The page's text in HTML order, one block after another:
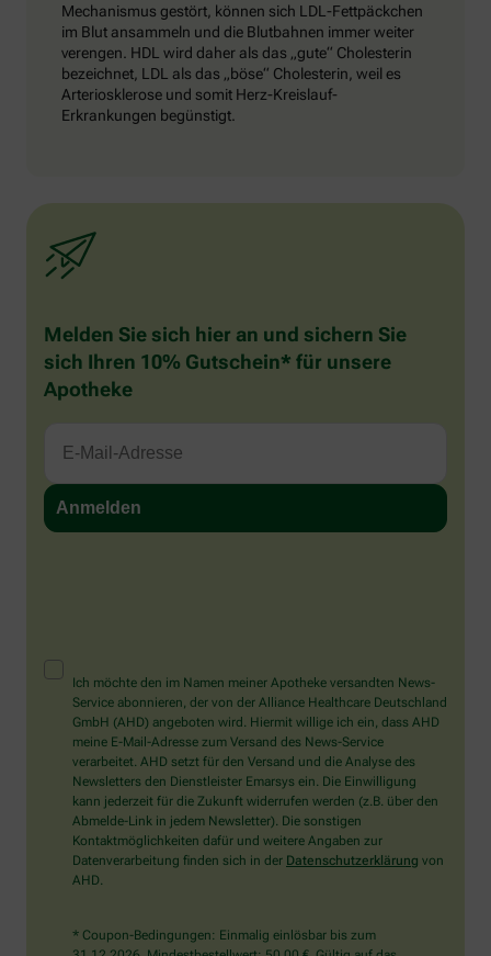
Mechanismus gestört, können sich LDL-Fettpäckchen
im Blut ansammeln und die Blutbahnen immer weiter
verengen. HDL wird daher als das „gute“ Cholesterin
bezeichnet, LDL als das „böse“ Cholesterin, weil es
Arteriosklerose und somit Herz-Kreislauf-
Erkrankungen begünstigt.
Melden Sie sich hier an und sichern Sie
sich Ihren 10% Gutschein* für unsere
Apotheke
wählen
Sie
bitte
Flugzeug.
GmbH (AHD) angeboten wird. Hiermit willige ich ein, dass AHD
meine E-Mail-Adresse zum Versand des News-Service
verarbeitet. AHD setzt für den Versand und die Analyse des
Newsletters den Dienstleister Emarsys ein. Die Einwilligung
kann jederzeit für die Zukunft widerrufen werden (z.B. über den
Abmelde-Link in jedem Newsletter). Die sonstigen
Kontaktmöglichkeiten dafür und weitere Angaben zur
Datenverarbeitung finden sich in derDatenschutzerklärung
AHD.
* Coupon-Bedingungen: Einmalig einlösbar bis zum
gesamte Sortiment, ausgeschlossen rezeptpflichtige Produkte.